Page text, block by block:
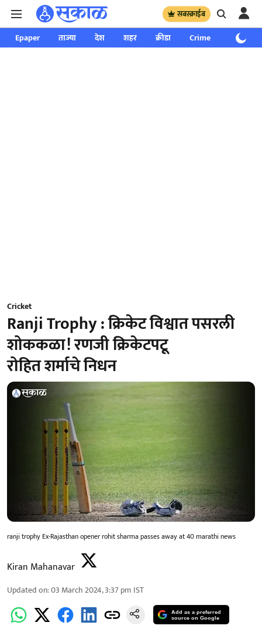
सबस्क्राईब
Epaper ताज्या देश शहर क्रीडा Crime साप्ताहिक
Cricket
Ranji Trophy : क्रिकेट विश्वात पसरली
शोककळा! रणजी क्रिकेटपटू
रोहित शर्माचे निधन
ranji trophy Ex-Rajasthan opener rohit sharma passes away at 40 marathi news
Kiran Mahanavar
Updated on:03 March 2024, 3:37 pm IST
Add as a preferred
source on Google